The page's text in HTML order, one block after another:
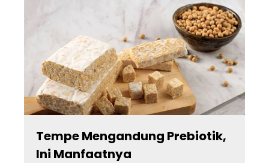
Tempe Mengandung Prebiotik,
Ini Manfaatnya